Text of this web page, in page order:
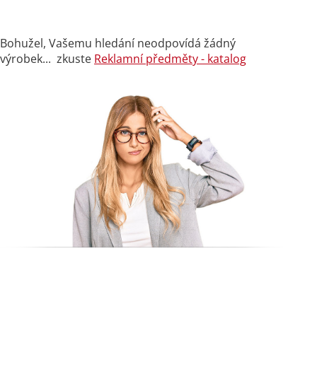
Bohužel, Vašemu hledání neodpovídá žádný
výrobek... zkuste Reklamní předměty - katalog